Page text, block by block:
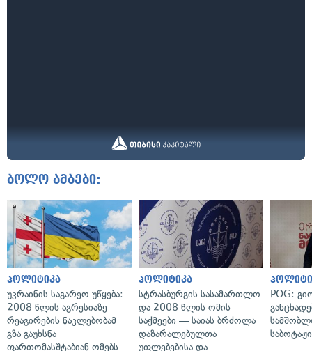
ბოლო ამბები:
პოლიტიკა
უკრაინის საგარეო უწყება:
2008 წლის აგრესიაზე
რეაგირების ნაკლებობამ
გზა გაუხსნა
ფართომასშტაბიან ომებს
პოლიტიკა
სტრასბურგის სასამართლო
და 2008 წლის ომის
საქმეები — საიას ბრძოლა
დაზარალებულთა
უფლებებისა და
POG: